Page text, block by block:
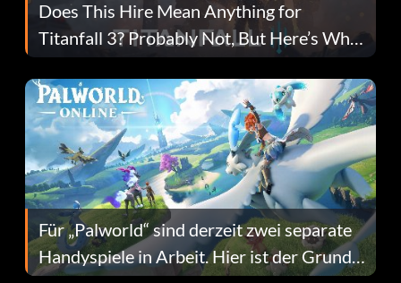
Does This Hire Mean Anything for
Titanfall 3? Probably Not, But Here’s Why
Fans Are Hopeful
Für „Palworld“ sind derzeit zwei separate
Handyspiele in Arbeit. Hier ist der Grund